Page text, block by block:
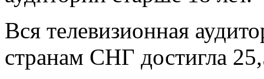
Вся телевизионная
странам СНГ достигла